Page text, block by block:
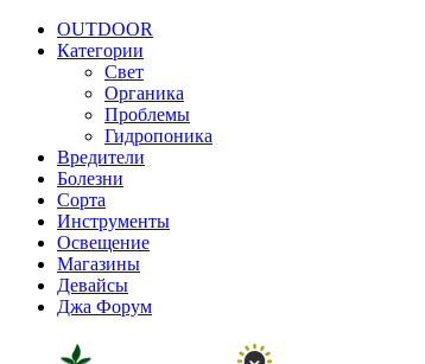
OUTDOOR
Категории
Свет
Органика
Проблемы
Гидропоника
Вредители
Болезни
Сорта
Инструменты
Освещение
Магазины
Девайсы
Джа Форум